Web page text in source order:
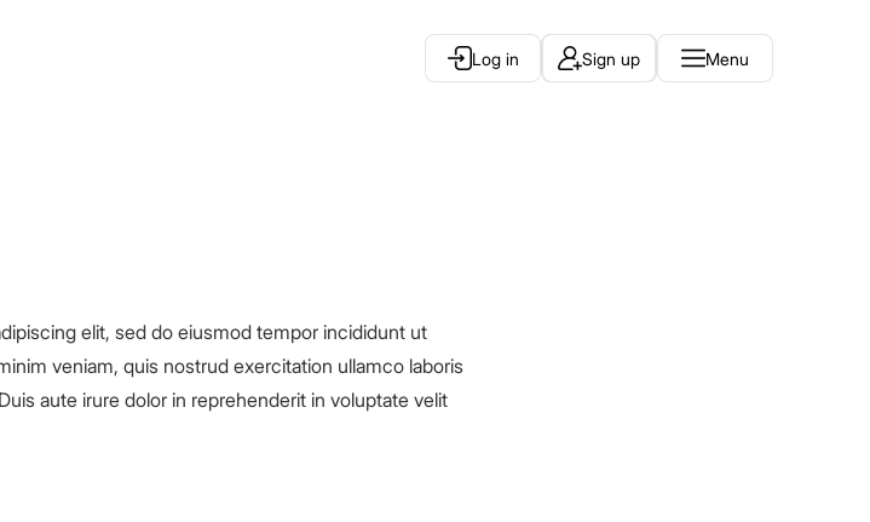
Log in Sign up Menu
elit, sed do eiusmod tempor incididunt ut
veniam, quis nostrud exercitation ullamco laboris
aute irure dolor in reprehenderit in voluptate velit